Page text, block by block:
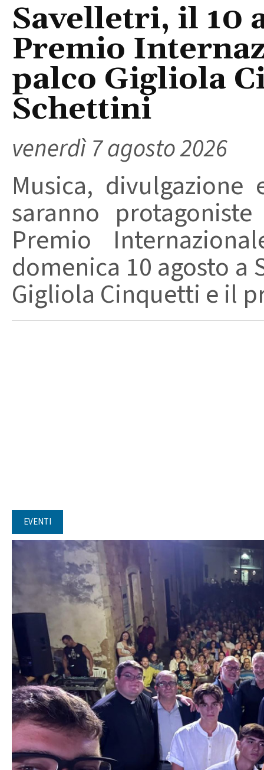
Savelletri, il 10
Premio
palco Gigliola
Schettini
venerdì 7 agosto 2026
Musica,
saranno
Premio
domenica 10 agosto
Gigliola Cinquetti e il
EVENTI